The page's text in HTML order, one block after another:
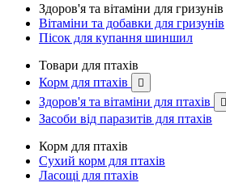
Здоров'я та вітаміни для гризунів
Вітаміни та добавки для гризунів
Пісок для купання шиншил
Товари для птахів
Корм для птахів

Здоров'я та вітаміни для птахів 
Засоби від паразитів для птахів
Корм для птахів
Сухий корм для птахів
Ласощі для птахів